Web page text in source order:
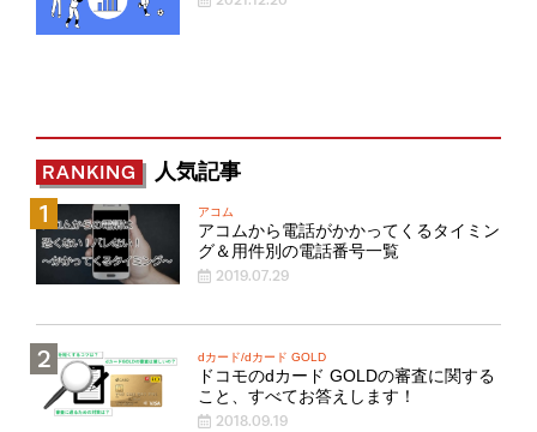
RANKING 人気記事
アコム
アコムから電話がかかってくるタイミン
グ＆用件別の電話番号一覧
2019.07.29
dカード/dカード GOLD
ドコモのdカード GOLDの審査に関する
こと、すべてお答えします！
2018.09.19